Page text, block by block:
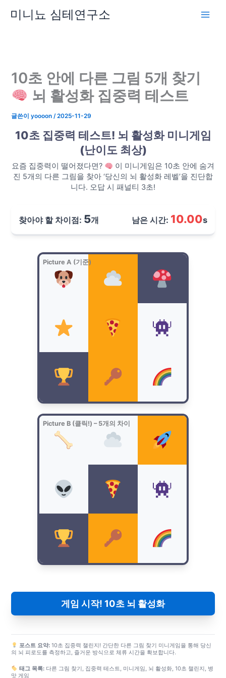
미니뇨 심테연구소
10초 안에 다른 그림 5개 찾기
뇌 활성화 집중력 테스트
글쓴이yoooon/2025-11-29
10초 집중력 테스트! 뇌 활성화 미니게임
(난이도 최상)
요즘 집중력이 떨어졌다면?
이 미니게임은 10초 안에 숨겨
진 5개의 다른 그림을 찾아 ‘당신의 뇌 활성화 레벨’을 진단합
니다. 오답 시 패널티 3초!
찾아야 할 차이점: 5개 남은 시간: 10.00s
Picture A (기준)
Picture B (클릭!) – 5개의 차이
게임 시작! 10초 뇌 활성화
포스트 요약:10초 집중력 챌린지! 간단한 다른 그림 찾기 미니게임을 통해 당신
의 뇌 피로도를 측정하고, 즐거운 방식으로 체류 시간을 확보합니다.
태그 목록:다른 그림 찾기, 집중력 테스트, 미니게임, 뇌 활성화, 10초 챌린지, 병
맛 게임